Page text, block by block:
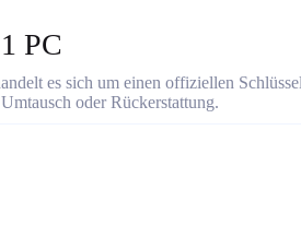
PC
es sich um einen offiziellen
oder Rückerstattung.